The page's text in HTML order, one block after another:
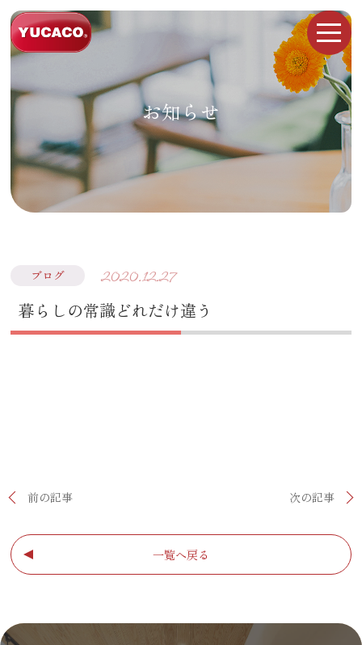
お知らせ
ブログ 2020.12.27
暮らしの常識どれだけ違う
前の記事 次の記事
一覧へ戻る